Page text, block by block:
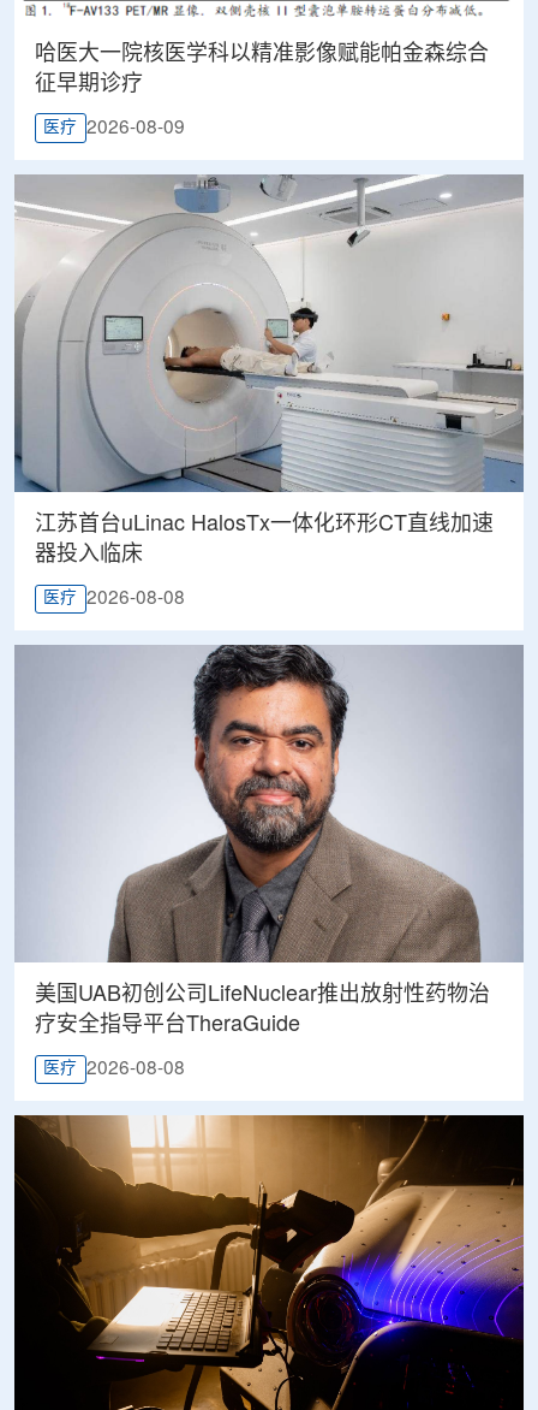
哈医大一院核医学科以精准影像赋能帕金森综合
征早期诊疗
医疗 2026-08-09
江苏首台uLinac HalosTx一体化环形CT直线加速
器投入临床
医疗 2026-08-08
美国UAB初创公司LifeNuclear推出放射性药物治
疗安全指导平台TheraGuide
医疗 2026-08-08